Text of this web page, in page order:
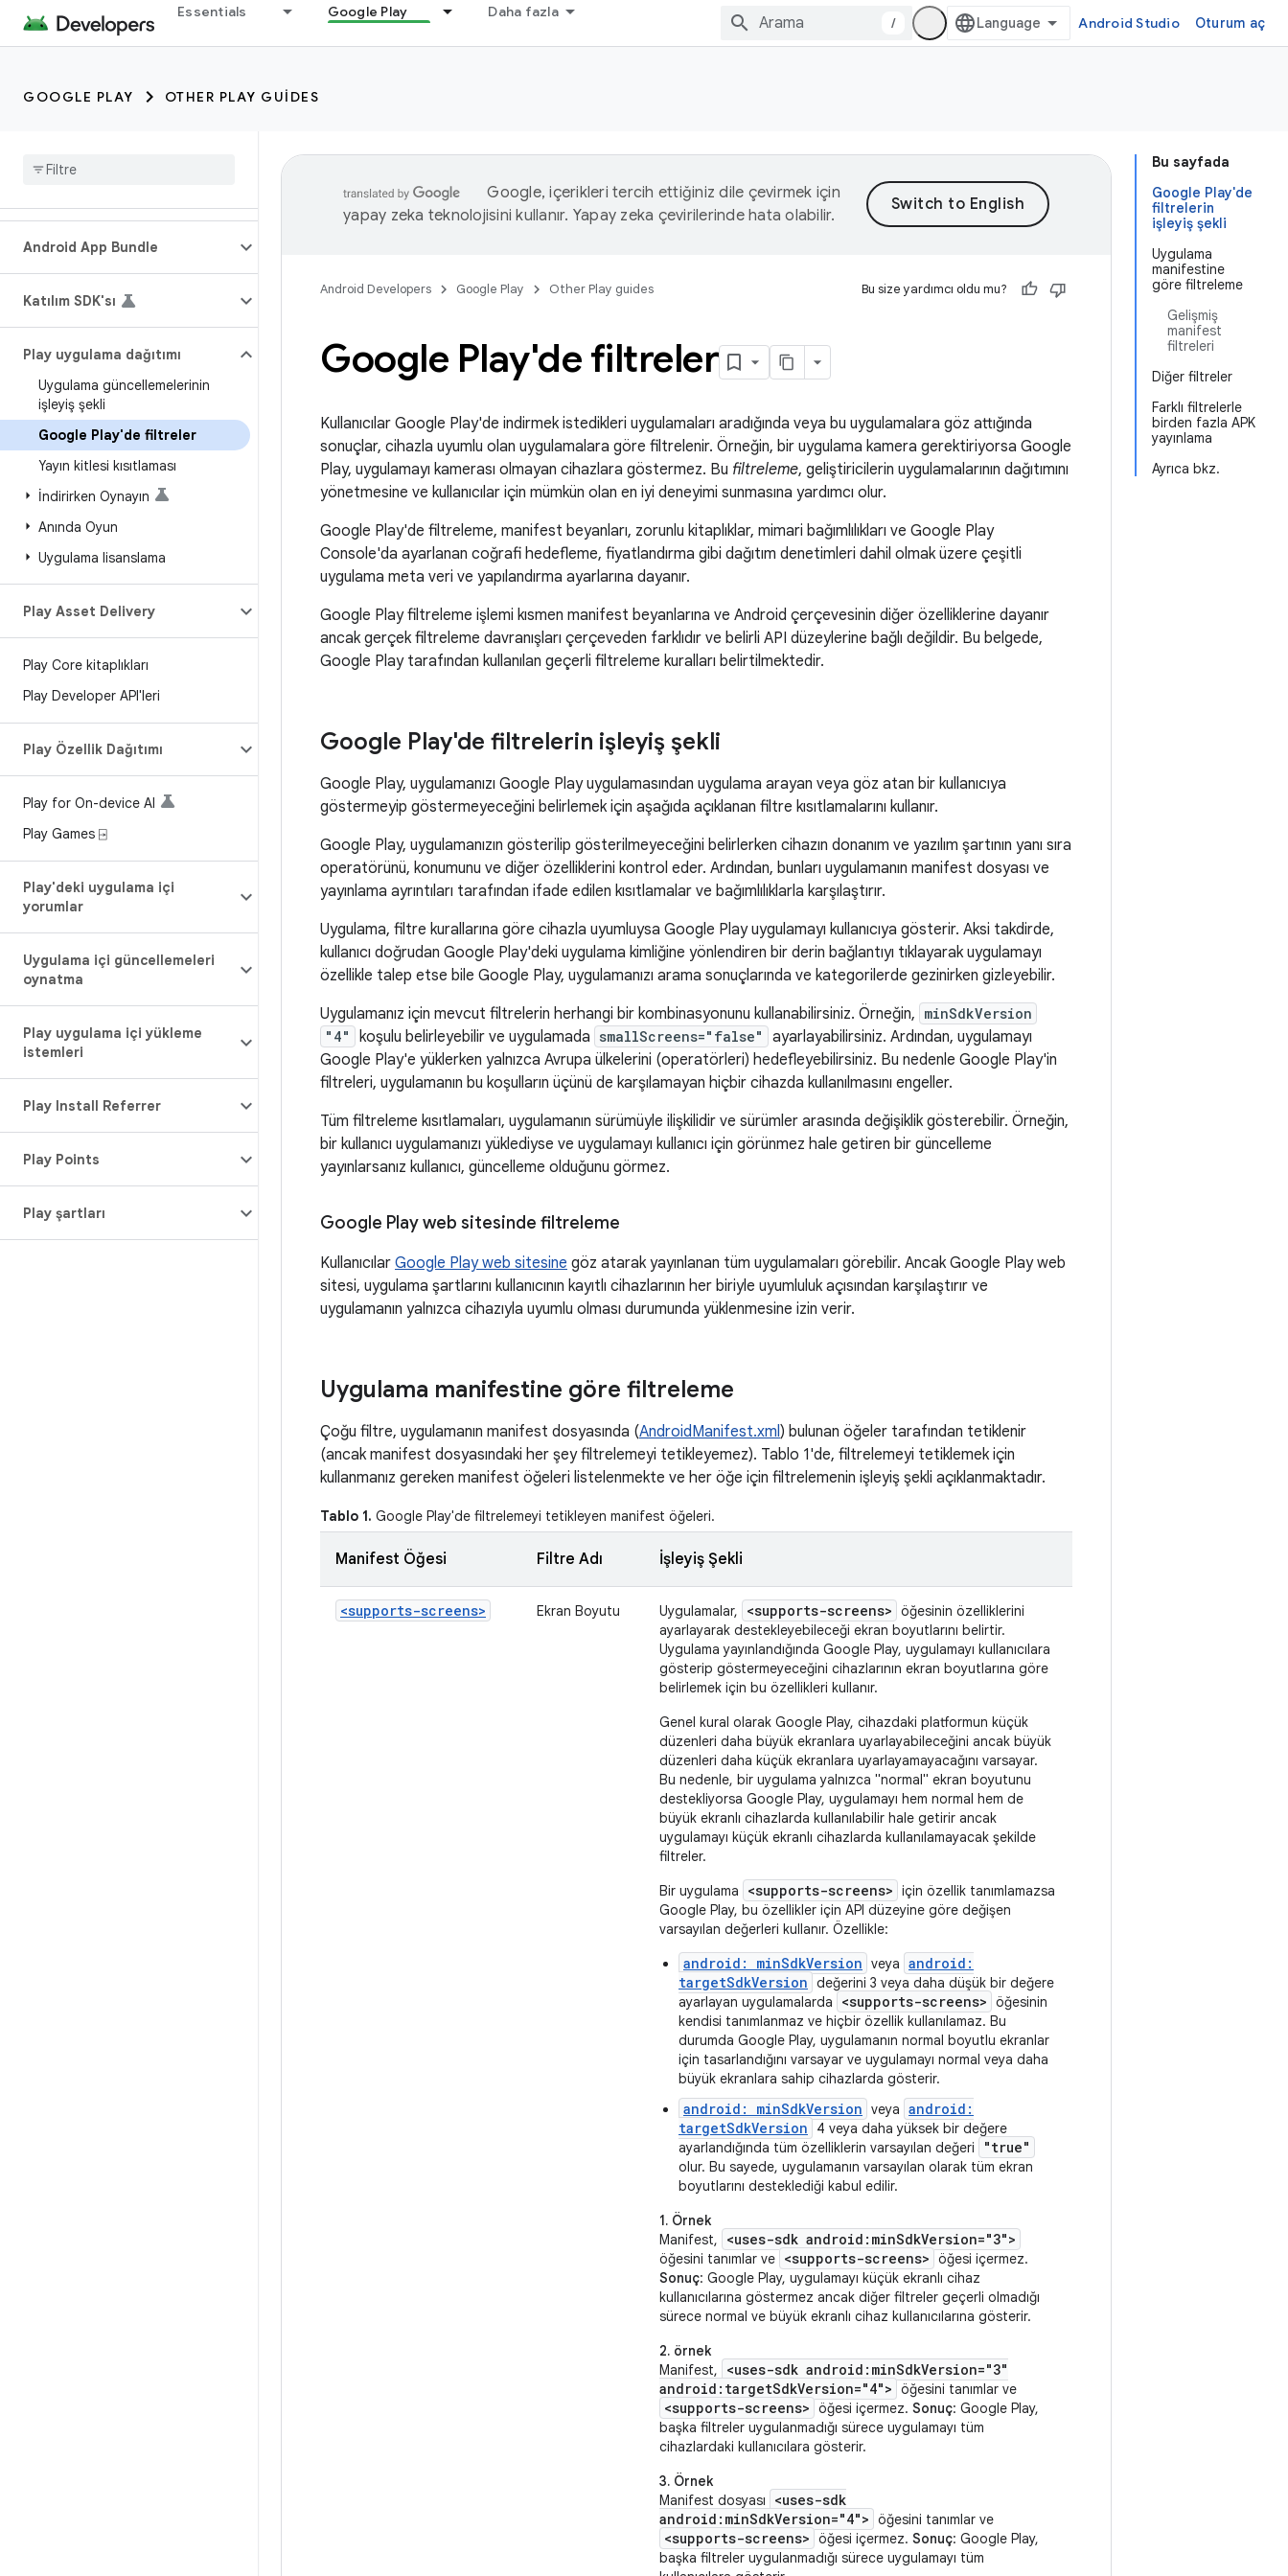
Essentials Google Play Daha fazla
/ Android Studio Oturum aç
GOOGLE PLAY OTHER PLAY GUIDES
Android App Bundle
Katılım SDK'sı
Play uygulama dağıtımı
Uygulama güncellemelerinin
işleyiş şekli
Google Play'de filtreler
Yayın kitlesi kısıtlaması
İndirirken Oynayın
Anında Oyun
Uygulama lisanslama
Play Asset Delivery
Play Core kitaplıkları
Play Developer API'leri
Play Özellik Dağıtımı
Play for On-device AI
Play Games ⍈
Play'deki uygulama içi
yorumlar
Uygulama içi güncellemeleri
oynatma
Play uygulama içi yükleme
istemleri
Play Install Referrer
Play Points
Play şartları
Bu sayfada
Google Play'de
filtrelerin
işleyiş şekli
Uygulama
manifestine
göre filtreleme
Gelişmiş
manifest
filtreleri
Diğer filtreler
Farklı filtrelerle
birden fazla APK
yayınlama
Ayrıca bkz.
Google, içerikleri tercih ettiğiniz dile çevirmek için
yapay zeka teknolojisini kullanır. Yapay zeka çevirilerinde hata olabilir.
Android Developers Google Play Other Play guides Bu size yardımcı oldu mu?
Google Play'de filtreler
Kullanıcılar Google Play'de indirmek istedikleri uygulamaları aradığında veya bu uygulamalara göz attığında
sonuçlar, cihazla uyumlu olan uygulamalara göre filtrelenir. Örneğin, bir uygulama kamera gerektiriyorsa Google
Play, uygulamayı kamerası olmayan cihazlara göstermez. Bu filtreleme, geliştiricilerin uygulamalarının dağıtımını
yönetmesine ve kullanıcılar için mümkün olan en iyi deneyimi sunmasına yardımcı olur.
Google Play'de filtreleme, manifest beyanları, zorunlu kitaplıklar, mimari bağımlılıkları ve Google Play
Console'da ayarlanan coğrafi hedefleme, fiyatlandırma gibi dağıtım denetimleri dahil olmak üzere çeşitli
uygulama meta veri ve yapılandırma ayarlarına dayanır.
Google Play filtreleme işlemi kısmen manifest beyanlarına ve Android çerçevesinin diğer özelliklerine dayanır
ancak gerçek filtreleme davranışları çerçeveden farklıdır ve belirli API düzeylerine bağlı değildir. Bu belgede,
Google Play tarafından kullanılan geçerli filtreleme kuralları belirtilmektedir.
Google Play'de filtrelerin işleyiş şekli
Google Play, uygulamanızı Google Play uygulamasından uygulama arayan veya göz atan bir kullanıcıya
göstermeyip göstermeyeceğini belirlemek için aşağıda açıklanan filtre kısıtlamalarını kullanır.
Google Play, uygulamanızın gösterilip gösterilmeyeceğini belirlerken cihazın donanım ve yazılım şartının yanı sıra
operatörünü, konumunu ve diğer özelliklerini kontrol eder. Ardından, bunları uygulamanın manifest dosyası ve
yayınlama ayrıntıları tarafından ifade edilen kısıtlamalar ve bağımlılıklarla karşılaştırır.
Uygulama, filtre kurallarına göre cihazla uyumluysa Google Play uygulamayı kullanıcıya gösterir. Aksi takdirde,
kullanıcı doğrudan Google Play'deki uygulama kimliğine yönlendiren bir derin bağlantıyı tıklayarak uygulamayı
özellikle talep etse bile Google Play, uygulamanızı arama sonuçlarında ve kategorilerde gezinirken gizleyebilir.
Uygulamanız için mevcut filtrelerin herhangi bir kombinasyonunu kullanabilirsiniz. Örneğin, minSdkVersion
"4"
koşulu belirleyebilir ve uygulamada smallScreens="false"
ayarlayabilirsiniz. Ardından, uygulamayı
Google Play'e yüklerken yalnızca Avrupa ülkelerini (operatörleri) hedefleyebilirsiniz. Bu nedenle Google Play'in
filtreleri, uygulamanın bu koşulların üçünü de karşılamayan hiçbir cihazda kullanılmasını engeller.
Tüm filtreleme kısıtlamaları, uygulamanın sürümüyle ilişkilidir ve sürümler arasında değişiklik gösterebilir. Örneğin,
bir kullanıcı uygulamanızı yüklediyse ve uygulamayı kullanıcı için görünmez hale getiren bir güncelleme
yayınlarsanız kullanıcı, güncelleme olduğunu görmez.
Google Play web sitesinde filtreleme
Kullanıcılar Google Play web sitesine göz atarak yayınlanan tüm uygulamaları görebilir. Ancak Google Play web
sitesi, uygulama şartlarını kullanıcının kayıtlı cihazlarının her biriyle uyumluluk açısından karşılaştırır ve
uygulamanın yalnızca cihazıyla uyumlu olması durumunda yüklenmesine izin verir.
Uygulama manifestine göre filtreleme
Çoğu filtre, uygulamanın manifest dosyasında (AndroidManifest.xml) bulunan öğeler tarafından tetiklenir
(ancak manifest dosyasındaki her şey filtrelemeyi tetikleyemez). Tablo 1'de, filtrelemeyi tetiklemek için
kullanmanız gereken manifest öğeleri listelenmekte ve her öğe için filtrelemenin işleyiş şekli açıklanmaktadır.
Tablo 1. Google Play'de filtrelemeyi tetikleyen manifest öğeleri.
Manifest Öğesi Filtre Adı İşleyiş Şekli
<supports-screens> Ekran Boyutu Uygulamalar, <supports-screens> öğesinin özelliklerini
ayarlayarak destekleyebileceği ekran boyutlarını belirtir.
Uygulama yayınlandığında Google Play, uygulamayı kullanıcılara
gösterip göstermeyeceğini cihazlarının ekran boyutlarına göre
belirlemek için bu özellikleri kullanır.
Genel kural olarak Google Play, cihazdaki platformun küçük
düzenleri daha büyük ekranlara uyarlayabileceğini ancak büyük
düzenleri daha küçük ekranlara uyarlayamayacağını varsayar.
Bu nedenle, bir uygulama yalnızca "normal" ekran boyutunu
destekliyorsa Google Play, uygulamayı hem normal hem de
büyük ekranlı cihazlarda kullanılabilir hale getirir ancak
uygulamayı küçük ekranlı cihazlarda kullanılamayacak şekilde
filtreler.
Bir uygulama
<supports-screens> için özellik tanımlamazsa
Google Play, bu özellikler için API düzeyine göre değişen
varsayılan değerleri kullanır. Özellikle:
android: minSdkVersion veya android:
targetSdkVersion değerini 3 veya daha düşük bir değere
ayarlayan uygulamalarda
<supports-screens> öğesinin
kendisi tanımlanmaz ve hiçbir özellik kullanılamaz. Bu
durumda Google Play, uygulamanın normal boyutlu ekranlar
için tasarlandığını varsayar ve uygulamayı normal veya daha
büyük ekranlara sahip cihazlarda gösterir.
android: minSdkVersion veya android:
targetSdkVersion
4 veya daha yüksek bir değere
ayarlandığında tüm özelliklerin varsayılan değeri
"true"
olur. Bu sayede, uygulamanın varsayılan olarak tüm ekran
boyutlarını desteklediği kabul edilir.
1. Örnek
Manifest,
<uses-sdk android:minSdkVersion="3">
öğesini tanımlar ve <supports-screens> öğesi içermez.
Sonuç: Google Play, uygulamayı küçük ekranlı cihaz
kullanıcılarına göstermez ancak diğer filtreler geçerli olmadığı
sürece normal ve büyük ekranlı cihaz kullanıcılarına gösterir.
2. örnek
Manifest,
<uses-sdk android:minSdkVersion="3"
android:targetSdkVersion="4"> öğesini tanımlar ve
<supports-screens> öğesi içermez. Sonuç: Google Play,
başka filtreler uygulanmadığı sürece uygulamayı tüm
cihazlardaki kullanıcılara gösterir.
3. Örnek
Manifest dosyası
<uses-sdk
android:minSdkVersion="4"> öğesini tanımlar ve
<supports-screens> öğesi içermez. Sonuç: Google Play,
başka filtreler uygulanmadığı sürece uygulamayı tüm